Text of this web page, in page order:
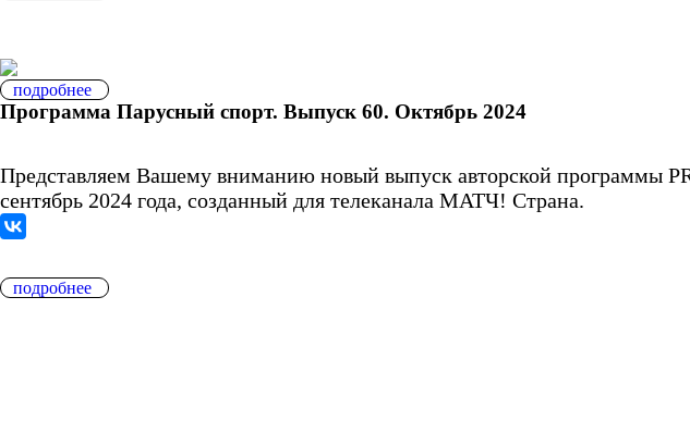
подробнее
Программа Парусный спорт. Выпуск 60. Октябрь 2024
Представляем Вашему вниманию новый выпуск авторской программы
сентябрь 2024 года, созданный для телеканала МАТЧ! Страна.
подробнее